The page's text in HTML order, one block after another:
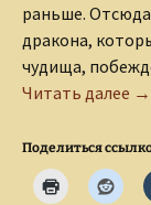
раньше. Отсюда
дракона,
чудища,
Читать далее →
Поделиться